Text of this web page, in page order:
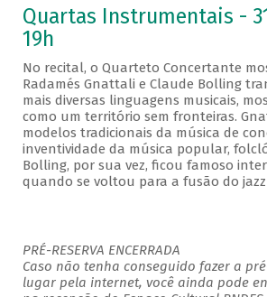
Quartas Instrumentais -
19h
No recital, o Quarteto Concertante
Radamés Gnattali e Claude Bolling
mais diversas linguagens musicais,
como um território sem fronteiras.
modelos tradicionais da música de
inventividade da música popular,
Bolling, por sua vez, ficou famoso
quando se voltou para a fusão do jazz
PRÉ-RESERVA ENCERRADA
Caso não tenha conseguido fazer a
lugar pela internet, você ainda pode